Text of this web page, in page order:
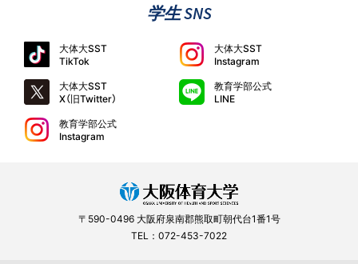
学生 SNS
大体大SST
TikTok
大体大SST
Instagram
大体大SST
X（旧Twitter）
教育学部公式
LINE
教育学部公式
Instagram
〒590-0496 大阪府泉南郡熊取町朝代台1番1号
TEL：072-453-7022